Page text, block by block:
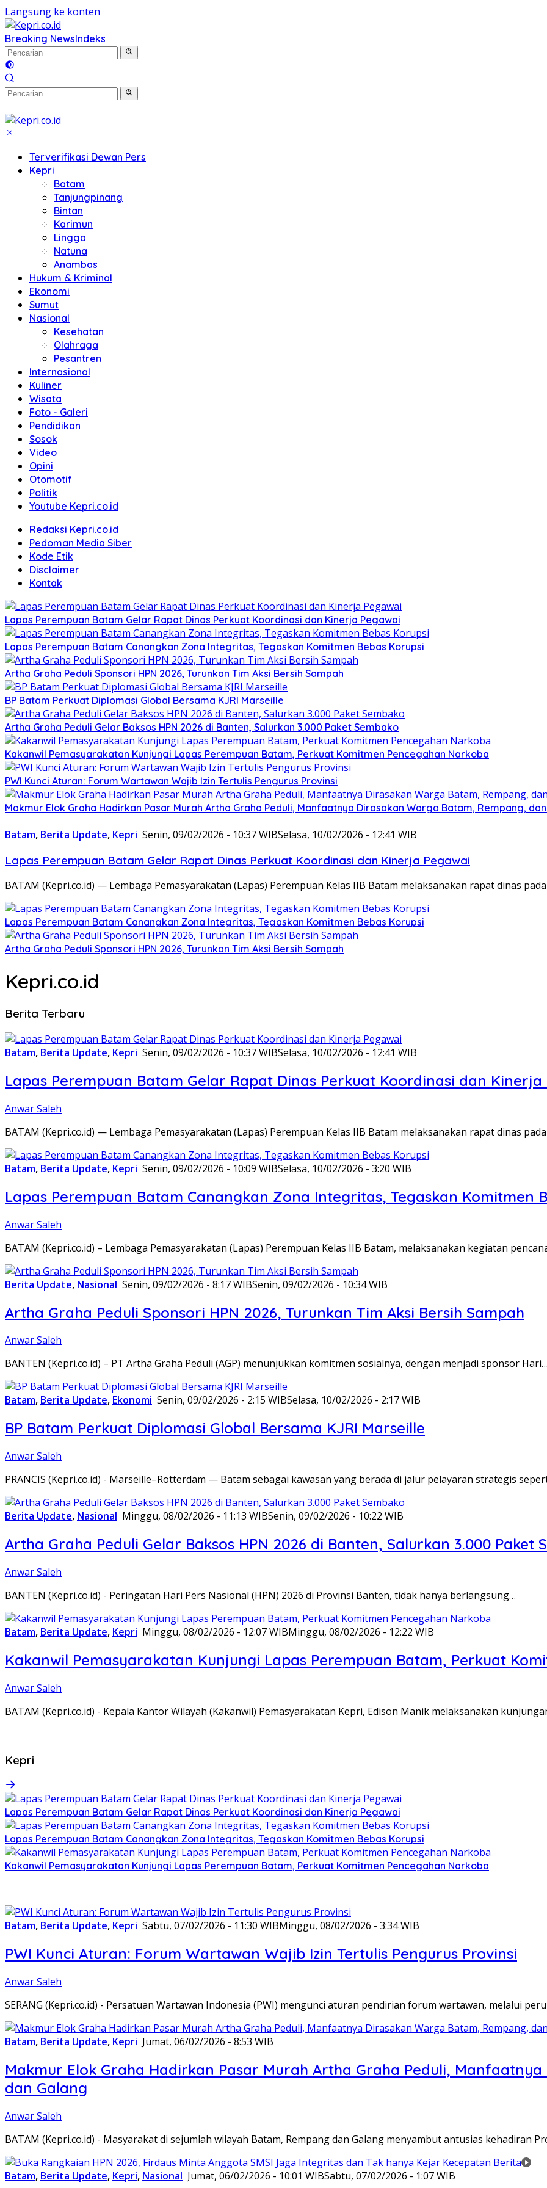
Langsung ke konten
Breaking NewsIndeks
Terverifikasi Dewan Pers
Kepri
Batam
Tanjungpinang
Bintan
Karimun
Lingga
Natuna
Anambas
Hukum & Kriminal
Ekonomi
Sumut
Nasional
Kesehatan
Olahraga
Pesantren
Internasional
Kuliner
Wisata
Foto - Galeri
Pendidikan
Sosok
Video
Opini
Otomotif
Politik
Youtube Kepri.co.id
Redaksi Kepri.co.id
Pedoman Media Siber
Kode Etik
Disclaimer
Kontak
Lapas Perempuan Batam Gelar Rapat Dinas Perkuat Koordinasi dan Kinerja Pegawai
Lapas Perempuan Batam Canangkan Zona Integritas, Tegaskan Komitmen Bebas Korupsi
Artha Graha Peduli Sponsori HPN 2026, Turunkan Tim Aksi Bersih Sampah
BP Batam Perkuat Diplomasi Global Bersama KJRI Marseille
Artha Graha Peduli Gelar Baksos HPN 2026 di Banten, Salurkan 3.000 Paket Sembako
Kakanwil Pemasyarakatan Kunjungi Lapas Perempuan Batam, Perkuat Komitmen Pencegahan Narkoba
PWI Kunci Aturan: Forum Wartawan Wajib Izin Tertulis Pengurus Provinsi
Makmur Elok Graha Hadirkan Pasar Murah Artha Graha Peduli, Manfaatnya Dirasakan Warga Batam, Rempang,
Batam, Berita Update, Kepri Senin, 09/02/2026 - 10:37 WIBSelasa, 10/02/2026 - 12:41 WIB
Lapas Perempuan Batam Gelar Rapat Dinas Perkuat Koordinasi dan Kinerja Pegawai
BATAM (Kepri.co.id) — Lembaga Pemasyarakatan (Lapas) Perempuan Kelas IIB Batam melaksanakan rapat dinas
Lapas Perempuan Batam Canangkan Zona Integritas, Tegaskan Komitmen Bebas Korupsi
Artha Graha Peduli Sponsori HPN 2026, Turunkan Tim Aksi Bersih Sampah
Kepri.co.id
Berita Terbaru
Batam, Berita Update, Kepri Senin, 09/02/2026 - 10:37 WIBSelasa, 10/02/2026 - 12:41 WIB
Lapas Perempuan Batam Gelar Rapat Dinas Perkuat Koordinasi dan Kinerja
Anwar Saleh
BATAM (Kepri.co.id) — Lembaga Pemasyarakatan (Lapas) Perempuan Kelas IIB Batam melaksanakan rapat dinas
Batam, Berita Update, Kepri Senin, 09/02/2026 - 10:09 WIBSelasa, 10/02/2026 - 3:20 WIB
Lapas Perempuan Batam Canangkan Zona Integritas, Tegaskan Komitmen
Anwar Saleh
BATAM (Kepri.co.id) – Lembaga Pemasyarakatan (Lapas) Perempuan Kelas IIB Batam, melaksanakan kegiatan
Berita Update, Nasional Senin, 09/02/2026 - 8:17 WIBSenin, 09/02/2026 - 10:34 WIB
Artha Graha Peduli Sponsori HPN 2026, Turunkan Tim Aksi Bersih Sampah
Anwar Saleh
BANTEN (Kepri.co.id) – PT Artha Graha Peduli (AGP) menunjukkan komitmen sosialnya, dengan menjadi sponsor Hari…
Batam, Berita Update, Ekonomi Senin, 09/02/2026 - 2:15 WIBSelasa, 10/02/2026 - 2:17 WIB
BP Batam Perkuat Diplomasi Global Bersama KJRI Marseille
Anwar Saleh
PRANCIS (Kepri.co.id) - Marseille–Rotterdam — Batam sebagai kawasan yang berada di jalur pelayaran strategis
Berita Update, Nasional Minggu, 08/02/2026 - 11:13 WIBSenin, 09/02/2026 - 10:22 WIB
Artha Graha Peduli Gelar Baksos HPN 2026 di Banten, Salurkan 3.000 Paket
Anwar Saleh
BANTEN (Kepri.co.id) - Peringatan Hari Pers Nasional (HPN) 2026 di Provinsi Banten, tidak hanya berlangsung…
Batam, Berita Update, Kepri Minggu, 08/02/2026 - 12:07 WIBMinggu, 08/02/2026 - 12:22 WIB
Kakanwil Pemasyarakatan Kunjungi Lapas Perempuan Batam, Perkuat
Anwar Saleh
BATAM (Kepri.co.id) - Kepala Kantor Wilayah (Kakanwil) Pemasyarakatan Kepri, Edison Manik melaksanakan
Kepri
Lapas Perempuan Batam Gelar Rapat Dinas Perkuat Koordinasi dan Kinerja Pegawai
Lapas Perempuan Batam Canangkan Zona Integritas, Tegaskan Komitmen Bebas Korupsi
Kakanwil Pemasyarakatan Kunjungi Lapas Perempuan Batam, Perkuat Komitmen Pencegahan Narkoba
Batam, Berita Update, Kepri Sabtu, 07/02/2026 - 11:30 WIBMinggu, 08/02/2026 - 3:34 WIB
PWI Kunci Aturan: Forum Wartawan Wajib Izin Tertulis Pengurus Provinsi
Anwar Saleh
SERANG (Kepri.co.id) - Persatuan Wartawan Indonesia (PWI) mengunci aturan pendirian forum wartawan, melalui
Batam, Berita Update, Kepri Jumat, 06/02/2026 - 8:53 WIB
Makmur Elok Graha Hadirkan Pasar Murah Artha Graha Peduli,
dan Galang
Anwar Saleh
BATAM (Kepri.co.id) - Masyarakat di sejumlah wilayah Batam, Rempang dan Galang menyambut antusias kehadiran
Batam, Berita Update, Kepri, Nasional Jumat, 06/02/2026 - 10:01 WIBSabtu, 07/02/2026 - 1:07 WIB